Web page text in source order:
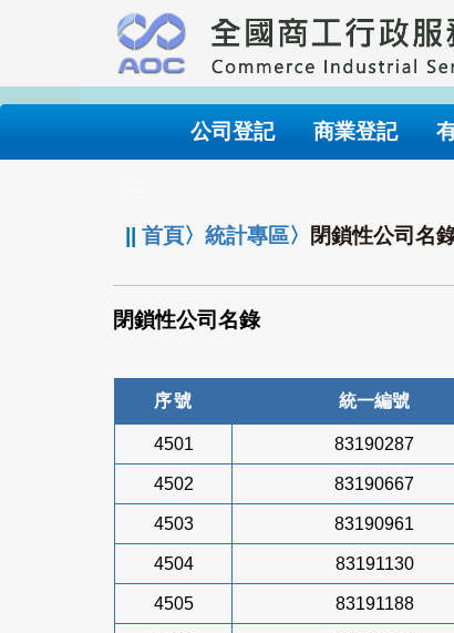
要
內
公司登記 商業登記
||首頁〉統計專區〉 閉鎖性公司名
閉鎖性公司名錄
序號 統一編號
4501 83190287
4502 83190667
4503 83190961
4504 83191130
4505 83191188